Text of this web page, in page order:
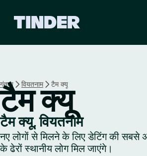
गंतव्य वियतनाम टैम क्यू
टैम क्यू
टैम क्यू, वियतनाम
नए लोगों से मिलने के लिए डेटिंग की
के ढेरों स्थानीय लोग मिल जाएंगे।